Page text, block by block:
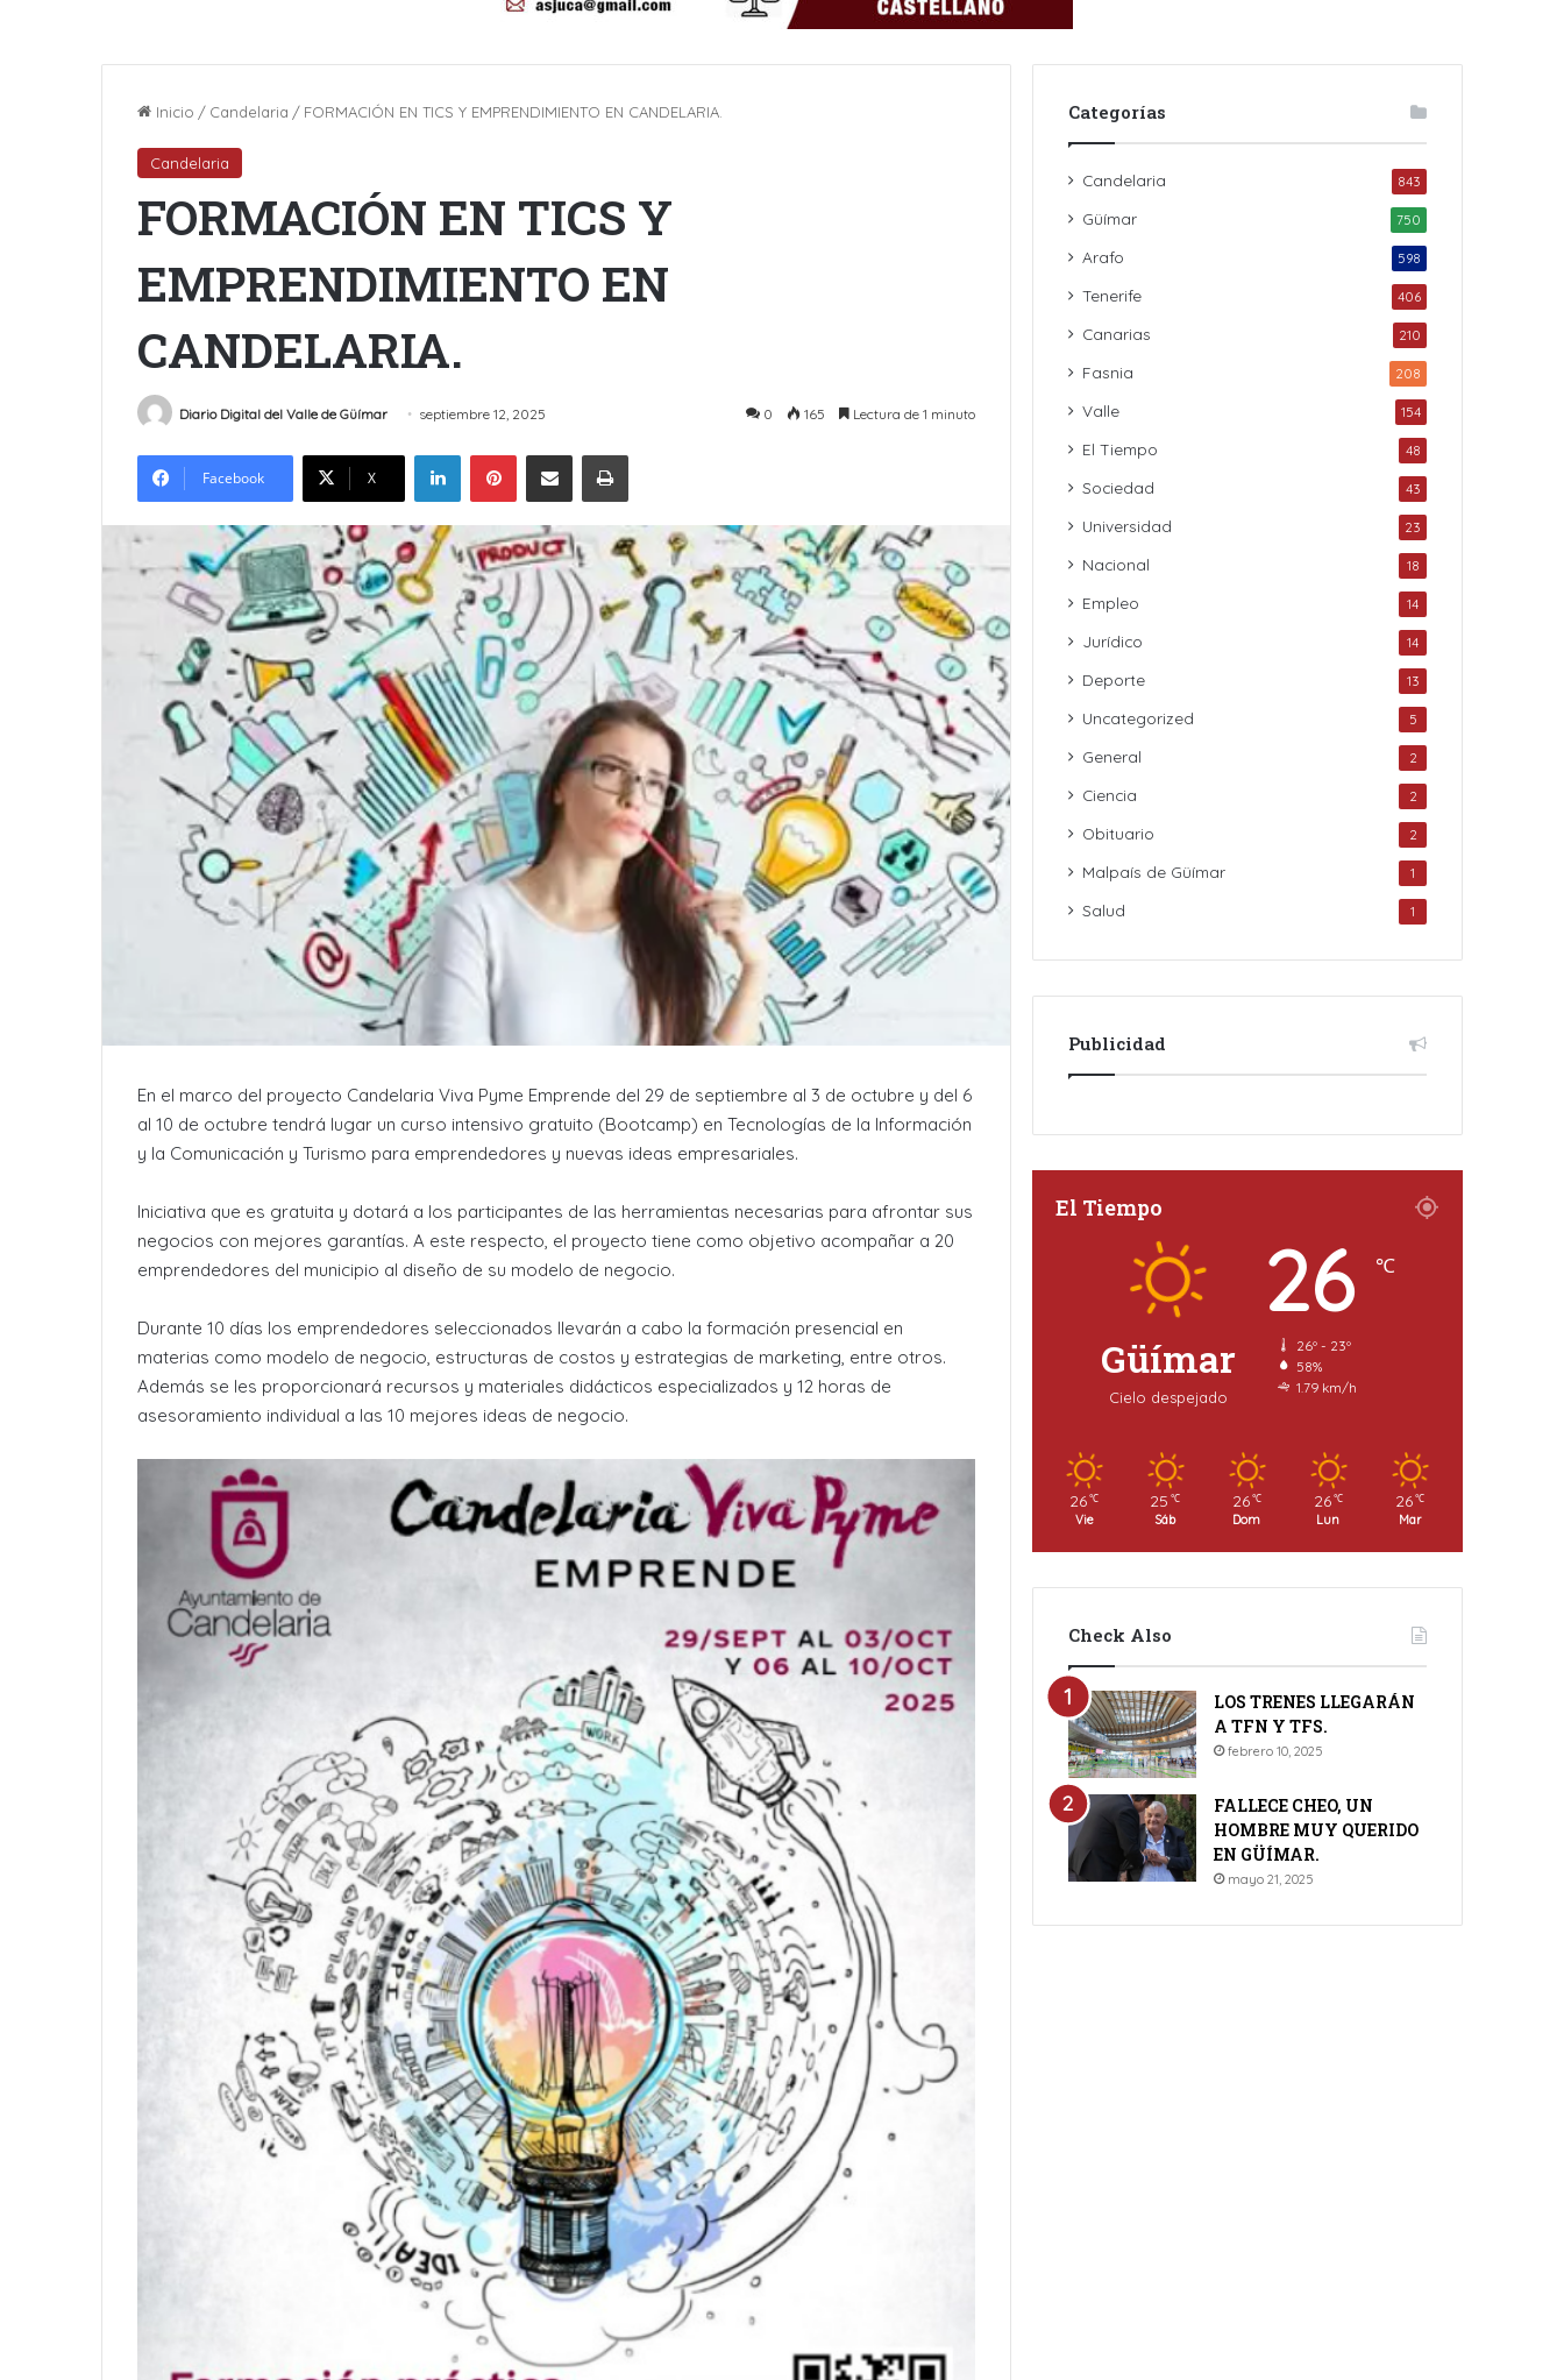
Inicio / Candelaria / FORMACIÓN EN TICS Y EMPRENDIMIENTO EN CANDELARIA.
Candelaria
FORMACIÓN EN TICS Y
EMPRENDIMIENTO EN
CANDELARIA.
Diario Digital del Valle de Güímar septiembre 12, 2025 0 165 Lectura de 1 minuto
Facebook X
LinkedInPinterestCompartir por Email Imprimir
En el marco del proyecto Candelaria Viva Pyme Emprende del 29 de septiembre al 3 de octubre y del 6
al 10 de octubre tendrá lugar un curso intensivo gratuito (Bootcamp) en Tecnologías de la Información
y la Comunicación y Turismo para emprendedores y nuevas ideas empresariales.
Iniciativa que es gratuita y dotará a los participantes de las herramientas necesarias para afrontar sus
negocios con mejores garantías. A este respecto, el proyecto tiene como objetivo acompañar a 20
emprendedores del municipio al diseño de su modelo de negocio.
Durante 10 días los emprendedores seleccionados llevarán a cabo la formación presencial en
materias como modelo de negocio, estructuras de costos y estrategias de marketing, entre otros.
Además se les proporcionará recursos y materiales didácticos especializados y 12 horas de
asesoramiento individual a las 10 mejores ideas de negocio.
Categorías
Candelaria 843
Güímar 750
Arafo 598
Tenerife 406
Canarias 210
Fasnia 208
Valle 154
El Tiempo 48
Sociedad 43
Universidad 23
Nacional 18
Empleo 14
Jurídico 14
Deporte 13
Uncategorized 5
General 2
Ciencia 2
Obituario 2
Malpaís de Güímar 1
Salud 1
Publicidad
El Tiempo
Güímar
Cielo despejado
26 ℃
26º - 23º
58%
1.79 km/h
26 ℃
Vie
25 ℃
Sáb
26 ℃
Dom
26 ℃
Lun
26 ℃
Mar
Check Also
LOS TRENES LLEGARÁN
A TFN Y TFS.
febrero 10, 2025
FALLECE CHEO, UN
HOMBRE MUY QUERIDO
EN GÜÍMAR.
mayo 21, 2025